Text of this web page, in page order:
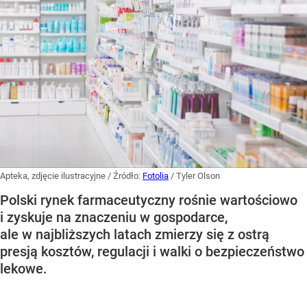
Apteka, zdjęcie ilustracyjne / Źródło: Fotolia / Tyler Olson
Polski rynek farmaceutyczny rośnie wartościowo
i zyskuje na znaczeniu w gospodarce,
ale w najbliższych latach zmierzy się z ostrą
presją kosztów, regulacji i walki o bezpieczeństwo
lekowe.